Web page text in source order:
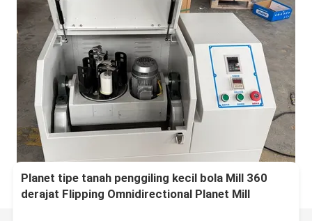
Planet tipe tanah penggiling kecil bola Mill 360
derajat Flipping Omnidirectional Planet Mill